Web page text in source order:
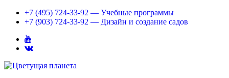
+7 (495) 724-33-92 — Учебные программы
+7 (903) 724-33-92 — Дизайн и создание садов